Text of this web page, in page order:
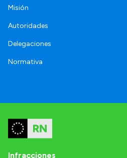
Misión
Autoridades
Delegaciones
Normativa
Infracciones